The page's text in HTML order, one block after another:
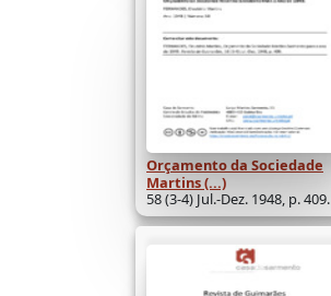
Orçamento da Sociedade
Martins (...)
58 (3-4) Jul.-Dez. 1948, p. 409.